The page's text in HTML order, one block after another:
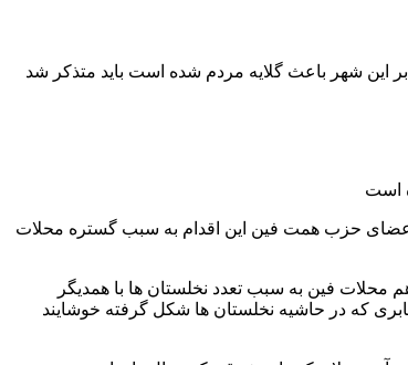
شهر باعث گلایه مردم شده است باید متذکر شد
است
اعضای حزب همت فین این اقدام به سبب گستره محلات
فین به سبب تعدد نخلستان ها با همدیگر
که در حاشیه نخلستان ها شکل گرفته خوشایند